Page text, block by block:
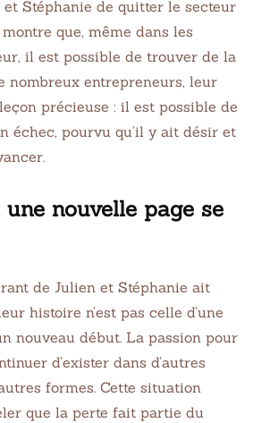
Stéphanie de quitter le secteur
que, même dans les
il est possible de trouver de la
nombreux entrepreneurs, leur
précieuse : il est possible de
échec, pourvu qu’il y ait désir et
nouvelle page se
de Julien et Stéphanie ait
histoire n’est pas celle d’une
nouveau début. La passion pour
d’exister dans d’autres
formes. Cette situation
que la perte fait partie du